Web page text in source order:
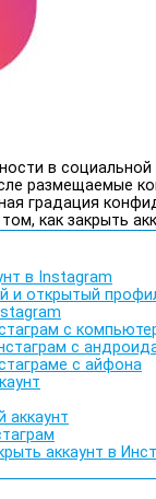
в социальной
размещаемые
градация
как закрыть
в Instagram
и открытый
с
с
с айфона
аккаунт
аккаунт в